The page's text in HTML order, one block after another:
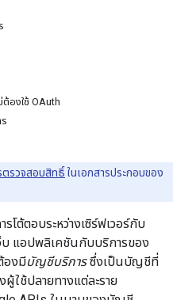
องใช้ OAuth
ตรวจสอบสิทธิ์ ในเอกสารประกอบของ
โต้ตอบระหว่างเซิร์ฟเวอร์กับ
ว็บ แอปพลิเคชันกับบริการของ
องมีบัญชีบริการซึ่งเป็นบัญชีที่
ใช้ปลายทางแต่ละราย